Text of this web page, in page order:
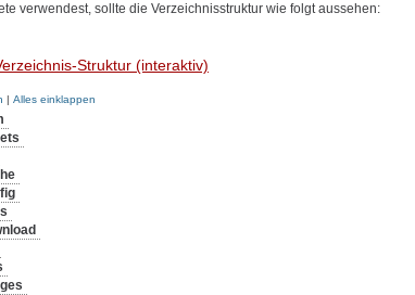
verwendest, sollte die Verzeichnisstruktur wie folgt aussehen:
Struktur (interaktiv)
Alles einklappen